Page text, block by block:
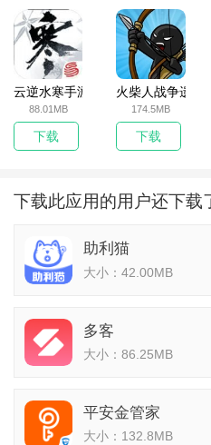
云逆水寒手游
88.01MB
下载
火柴人战争遗产
174.5MB
下载
下载此应用的用户还下载
助利猫
大小：42.00MB
多客
大小：86.25MB
平安金管家
大小：132.8MB